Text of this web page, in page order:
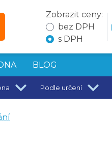
Zobrazit ceny:
bez DPH
s DPH
BLOG
Podle určení